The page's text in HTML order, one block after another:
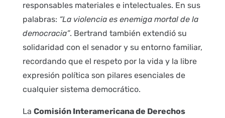
responsables materiales e intelectuales. En sus
palabras: “La violencia es enemiga mortal de la
democracia”. Bertrand también extendió su
solidaridad con el senador y su entorno familiar,
recordando que el respeto por la vida y la libre
expresión política son pilares esenciales de
cualquier sistema democrático.
La Comisión Interamericana de Derechos